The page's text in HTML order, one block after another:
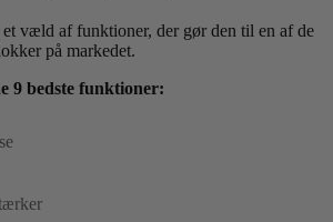
væld af funktioner, der gør den til en af de
på markedet.
9 bedste funktioner: